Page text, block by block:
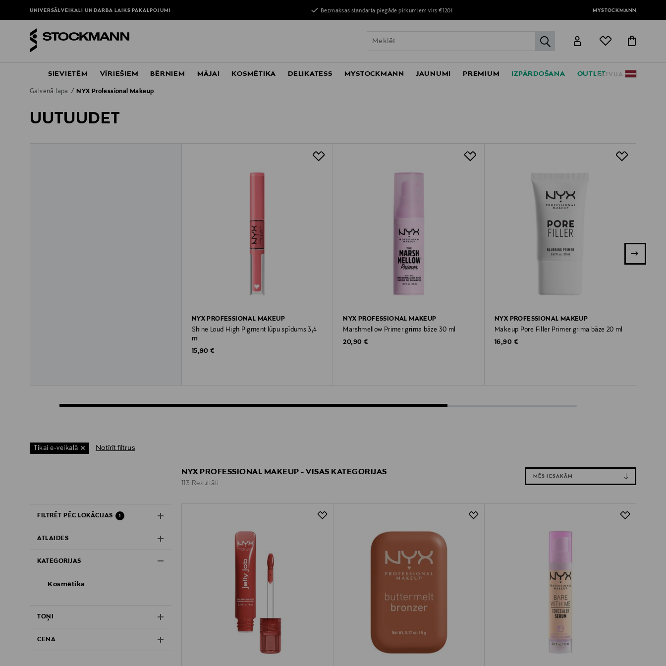
UNIVERSĀLVEIKALI UN DARBA LAIKSPAKALPOJUMI Bezmaksas standarta piegāde pirkumiem virs €120! MYSTOCKMANN
label.header.go
LATVIJA
SIEVIETĒM VĪRIEŠIEM BĒRNIEM MĀJAI KOSMĒTIKA DELIKATESS MYSTOCKMANN JAUNUMI PREMIUM IZPĀRDOŠANA OUTLET
Galvenā lapa NYX Professional Makeup
UUTUUDET
NYX PROFESSIONAL MAKEUP
Shine Loud High Pigment lūpu spīdums 3,4
ml
Original Price
15,90 €
NYX PROFESSIONAL MAKEUP
Marshmellow Primer grima bāze 30 ml
Original Price
20,90 €
NYX PROFESSIONAL MAKEUP
Makeup Pore Filler Primer grima bāze 20 ml
Original Price
16,90 €
Tikai e-veikalā Notīrīt filtrus
FILTRĒT PĒC LOKĀCIJAS 1
ATLAIDES
KATEGORIJAS
Kosmētika
TOŅI
CENA
NYX PROFESSIONAL MAKEUP - VISAS KATEGORIJAS
113 Rezultāti
MĒS IESAKĀM